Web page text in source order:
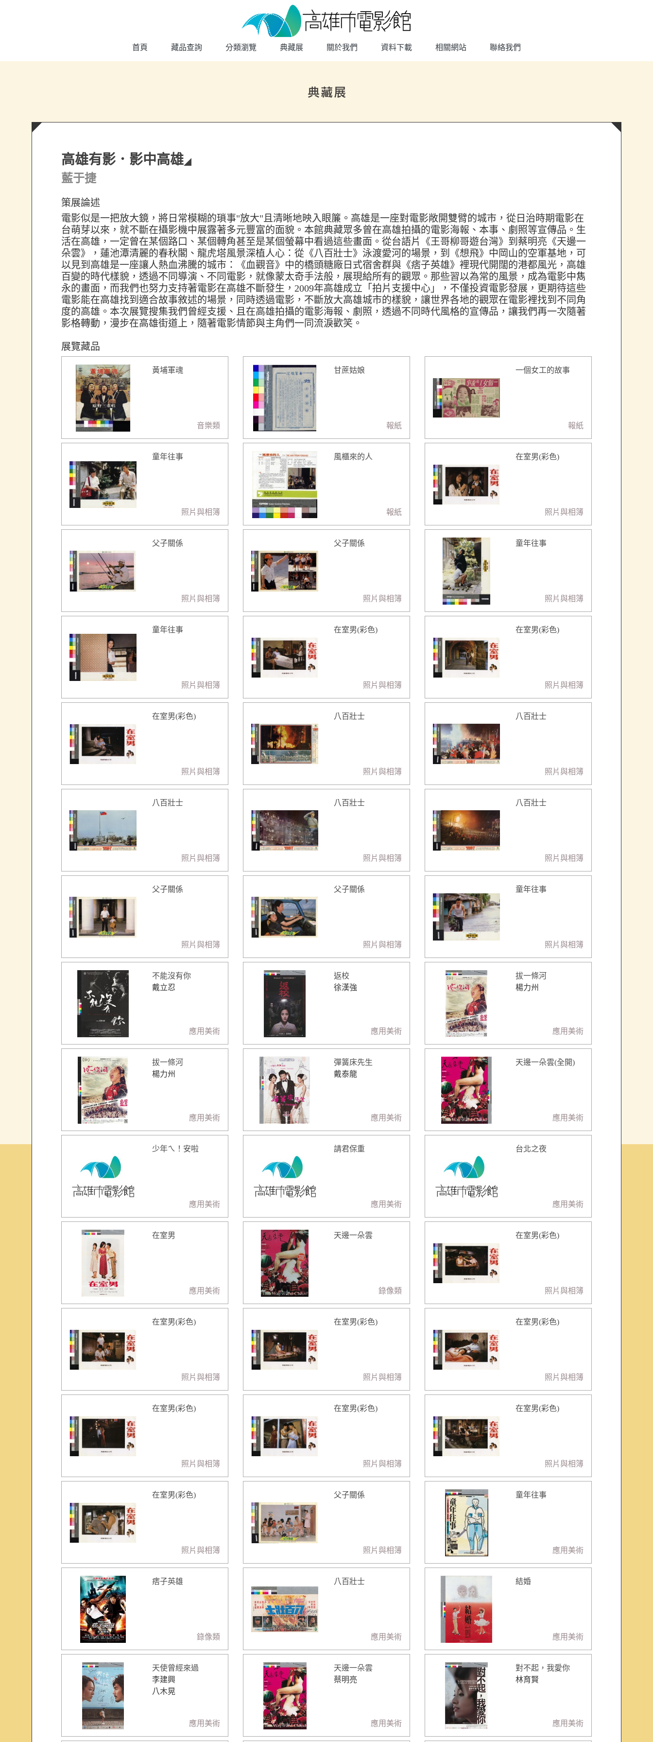
高雄市電影館
首頁 藏品查詢 分類瀏覽 典藏展 關於我們 資料下載 相關網站 聯絡我們
:::
高雄有影．影中高雄
藍于捷
策展論述
電影似是一把放大鏡，將日常模糊的瑣事"放大"且清晰地映入眼簾。高雄是一座對電影敞開雙臂的城市，從日治時期電影在
台萌芽以來，就不斷在攝影機中展露著多元豐富的面貌。本館典藏眾多曾在高雄拍攝的電影海報、本事、劇照等宣傳品。生
活在高雄，一定曾在某個路口、某個轉角甚至是某個螢幕中看過這些畫面。從台語片《王哥柳哥遊台灣》到蔡明亮《天邊一
朵雲》，蓮池潭清麗的春秋閣、龍虎塔風景深植人心：從《八百壯士》泳渡愛河的場景，到《想飛》中岡山的空軍基地，可
以見到高雄是一座讓人熱血沸騰的城市：《血觀音》中的橋頭糖廠日式宿舍群與《痞子英雄》裡現代開闊的港都風光，高雄
百變的時代樣貌，透過不同導演、不同電影，就像蒙太奇手法般，展現給所有的觀眾。那些習以為常的風景，成為電影中雋
永的畫面，而我們也努力支持著電影在高雄不斷發生，2009年高雄成立「拍片支援中心」，不僅投資電影發展，更期待這些
電影能在高雄找到適合故事敘述的場景，同時透過電影，不斷放大高雄城市的樣貌，讓世界各地的觀眾在電影裡找到不同角
度的高雄。本次展覽搜集我們曾經支援、且在高雄拍攝的電影海報、劇照，透過不同時代風格的宣傳品，讓我們再一次隨著
影格轉動，漫步在高雄街道上，隨著電影情節與主角們一同流淚歡笑。
展覽藏品
黃埔軍魂
音樂類
甘蔗姑娘
報紙
一個女工的故事
報紙
童年往事
照片與相簿
風櫃來的人
報紙
在室男(彩色)
照片與相簿
父子關係
照片與相簿
父子關係
照片與相簿
童年往事
照片與相簿
童年往事
照片與相簿
在室男(彩色)
照片與相簿
在室男(彩色)
照片與相簿
在室男(彩色)
照片與相簿
八百壯士
照片與相簿
八百壯士
照片與相簿
八百壯士
照片與相簿
八百壯士
照片與相簿
八百壯士
照片與相簿
父子關係
照片與相簿
父子關係
照片與相簿
童年往事
照片與相簿
不能沒有你
戴立忍
應用美術
返校
徐漢強
應用美術
拔一條河
楊力州
應用美術
拔一條河
楊力州
應用美術
彈簧床先生
戴泰龍
應用美術
天邊一朵雲(全開)
應用美術
少年ㄟ！安啦
應用美術
請君保重
應用美術
台北之夜
應用美術
在室男
應用美術
天邊一朵雲
錄像類
在室男(彩色)
照片與相簿
在室男(彩色)
照片與相簿
在室男(彩色)
照片與相簿
在室男(彩色)
照片與相簿
在室男(彩色)
照片與相簿
在室男(彩色)
照片與相簿
在室男(彩色)
照片與相簿
在室男(彩色)
照片與相簿
父子關係
照片與相簿
童年往事
應用美術
痞子英雄
錄像類
八百壯士
應用美術
結婚
應用美術
天使曾經來過
李建興
八木晃
應用美術
天邊一朵雲
蔡明亮
應用美術
對不起，我愛你
林育賢
應用美術